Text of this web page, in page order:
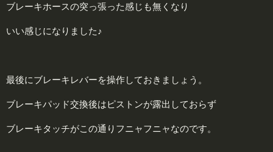
ブレーキホースの突っ張った感じも無くなり
いい感じになりました♪
最後にブレーキレバーを操作しておきましょう。
ブレーキパッド交換後はピストンが露出しておらず
ブレーキタッチがこの通りフニャフニャなのです。